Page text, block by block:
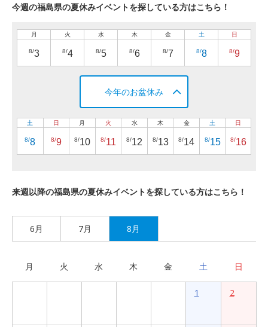
今週の福島県の夏休みイベントを探している方はこちら！
月
8/3
火
8/4
水
8/5
木
8/6
金
8/7
土
8/8
日
8/9
今年のお盆休み
土
8/8
日
8/9
月
8/10
火
8/11
水
8/12
木
8/13
金
8/14
土
8/15
日
8/16
来週以降の福島県の夏休みイベントを探している方はこちら！
6月 7月 8月
月 火 水 木 金 土 日
1 2